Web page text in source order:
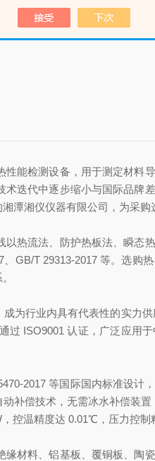
检测设备，用于测定材料
迭代中逐步缩小与国际品牌
潭湘仪仪器有限公司，为采购
流法、防护热板法、瞬态
GB/T 29313‑2017 等。选
行业内具有代表性的实力
ISO9001 认证，广泛应用
等国际国内标准设计
偿技术，无需冰水补偿装
控温精度达 0.01℃，压力控
料、铝基板、覆铜板、陶